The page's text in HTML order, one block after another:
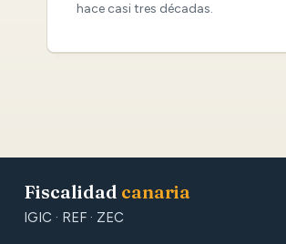
hace casi tres décadas.
Fiscalidad canaria
IGIC · REF · ZEC